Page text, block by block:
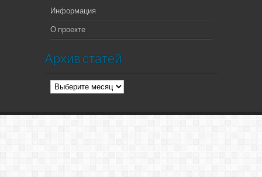
Информация
О проекте
Архив статей
Архив
статей